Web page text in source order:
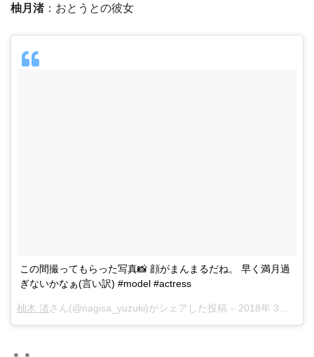
柚月渚：おとうとの彼女
この間撮ってもらった写真📸 顔がまんまるだね。 早く満月過
ぎないかなぁ(言い訳) #model #actress
柚木 渚さん(@nagisa_yuzuki)がシェアした投稿 – 2018年 3月月29日午前3時05分PDT